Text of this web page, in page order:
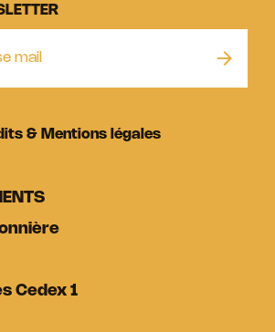
Cedex 1
& Mentions légales